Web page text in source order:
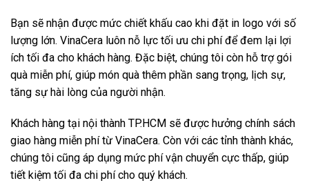
Bạn sẽ nhận được mức chiết khấu cao khi đặt in logo với số
lượng lớn. VinaCera luôn nỗ lực tối ưu chi phí để đem lại lợi
ích tối đa cho khách hàng. Đặc biệt, chúng tôi còn hỗ trợ gói
quà miễn phí, giúp món quà thêm phần sang trọng, lịch sự,
tăng sự hài lòng của người nhận.
Khách hàng tại nội thành TP.HCM sẽ được hưởng chính sách
giao hàng miễn phí từ VinaCera. Còn với các tỉnh thành khác,
chúng tôi cũng áp dụng mức phí vận chuyển cực thấp, giúp
tiết kiệm tối đa chi phí cho quý khách.